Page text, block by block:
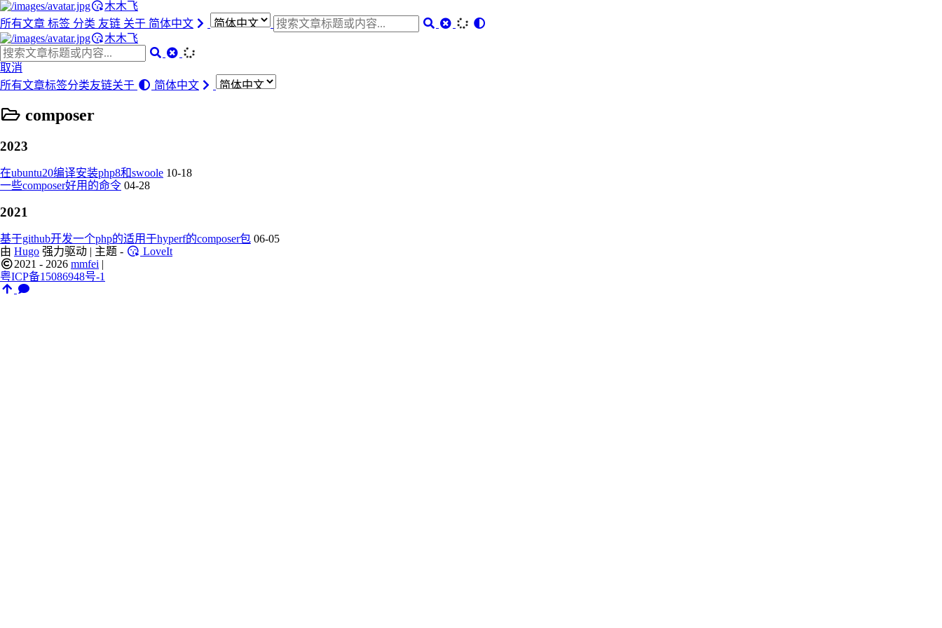
木木飞
所有文章 标签 分类 友链 关于 简体中文
木木飞
取消
所有文章标签分类友链关于 简体中文
composer
2023
在ubuntu20编译安装php8和swoole 10-18
一些composer好用的命令 04-28
2021
基于github开发一个php的适用于hyperf的composer包 06-05
由 Hugo 强力驱动 | 主题 -
LoveIt
2021 - 2026 mmfei |
粤ICP备15086948号-1